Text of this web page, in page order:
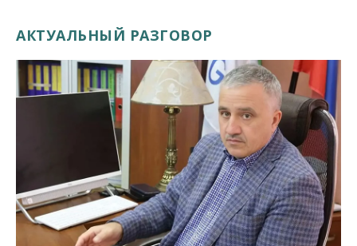
АКТУАЛЬНЫЙ РАЗГОВОР